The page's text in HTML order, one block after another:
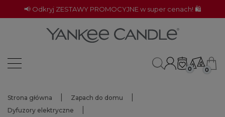
📢 Odkryj ZESTAWY PROMOCYJNE w super cenach! 🛍️
0 0
Strona główna
Zapach do domu
Dyfuzory elektryczne